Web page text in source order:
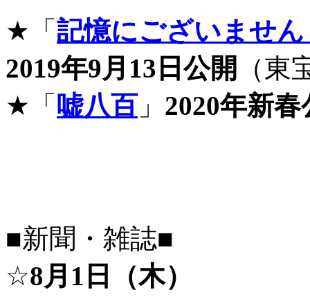
★「 記憶にございません
2019年9月13日公開
（東
★「 嘘八百 」 2020年新春
■新聞・雑誌■
☆8月1日（木）